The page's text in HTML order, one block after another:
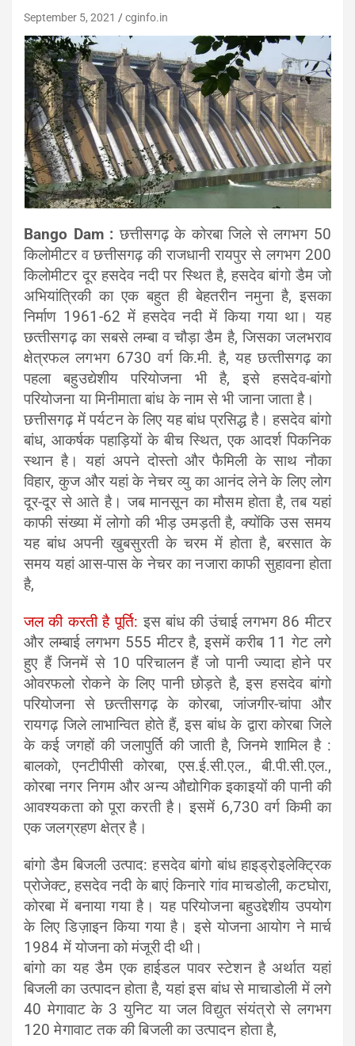
September 5, 2021 cginfo.in
Bango Dam :छत्तीसगढ़ के कोरबा जिले से लगभग 50
किलोमीटर व छत्तीसगढ़ की राजधानी रायपुर से लगभग 200
किलोमीटर दूर हसदेव नदी पर स्थित है, हसदेव बांगो डैम जो
अभियांत्रिकी का एक बहुत ही बेहतरीन नमुना है, इसका
निर्माण 1961-62 में हसदेव नदी में किया गया था। यह
छत्‍तीसगढ़ का सबसे लम्‍बा व चौड़ा डैम है, जिसका जलभराव
क्षेत्रफल लगभग 6730 वर्ग कि.मी. है, यह छत्‍तीसगढ़ का
पहला बहुउद्येशीय परियोजना भी है, इसे हसदेव-बांगो
परियोजना या मिनीमाता बांध के नाम से भी जाना जाता है।
छत्तीसगढ़ में पर्यटन के लिए यह बांध प्रसिद्ध है। हसदेव बांगो
बांध, आकर्षक पहाड़ियों के बीच स्थित, एक आदर्श पिकनिक
स्थान है। यहां अपने दोस्‍तो और फैमिली के साथ नौका
विहार, कुज और यहां के नेचर व्‍यु का आनंद लेने के लिए लोग
दूर-दूर से आते है।जब मानसून का मौसम होता है, तब यहां
काफी संख्‍या में लोगो की भीड़ उमड़ती है, क्‍योंकि उस समय
यह बांध अपनी खुबसुरती के चरम में होता है, बरसात के
समय यहां आस-पास के नेचर का नजारा काफी सुहावना होता
है,
जल की करती है पूर्ति:इस बांध की उंचाई लगभग 86 मीटर
और लम्‍बाई लगभग 555 मीटर है, इसमें करीब 11 गेट लगे
हुए हैं जिनमें से 10 परिचालन हैं जो पानी ज्‍यादा होने पर
ओवरफलो रोकने के लिए पानी छोड़ते है, इस हसदेव बांगो
परियोजना से छत्‍तीसगढ़ के कोरबा, जांजगीर-चांपा और
रायगढ़ जिले लाभान्‍वित होते हैं, इस बांध के द्वारा कोरबा जिले
के कई जगहों की जलापुर्ति की जाती है, जिनमे शामिल है :
बालको, एनटीपीसी कोरबा, एस.ई.सी.एल., बी.पी.सी.एल.,
कोरबा नगर निगम और अन्य औद्योगिक इकाइयों की पानी की
आवश्यकता को पूरा करती है। इसमें 6,730 वर्ग किमी का
एक जलग्रहण क्षेत्र है।
बांगो डैम बिजली उत्पाद: हसदेव बांगो बांध हाइड्रोइलेक्ट्रिक
प्रोजेक्ट, हसदेव नदी के बाएं किनारे गांव माचडोली, कटघोरा,
कोरबा में बनाया गया है। यह परियोजना बहुउद्देशीय उपयोग
के लिए डिज़ाइन किया गया है। इसे योजना आयोग ने मार्च
1984 में योजना को मंजूरी दी थी।
बांगो का यह डैम एक हाईडल पावर स्‍टेशन है अर्थात यहां
बिजली का उत्‍पादन होता है, यहां इस बांध से माचाडोली में लगे
40 मेगावाट के 3 युनिट या जल विद्युत संयंत्रो से लगभग
120 मेगावाट तक की बिजली का उत्‍पादन होता है,